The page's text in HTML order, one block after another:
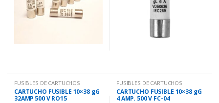
FUSIBLES DE CARTUCHOS
CARTUCHO FUSIBLE 10×38 gG
32AMP 500 V RO15
FUSIBLES DE CARTUCHOS
CARTUCHO FUSIBLE 10×38 gG
4 AMP. 500 V FC-04